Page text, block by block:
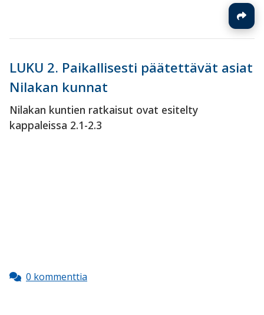
LUKU 2. Paikallisesti päätettävät asiat
Nilakan kunnat
Nilakan kuntien ratkaisut ovat esitelty
kappaleissa 2.1-2.3
0 kommenttia